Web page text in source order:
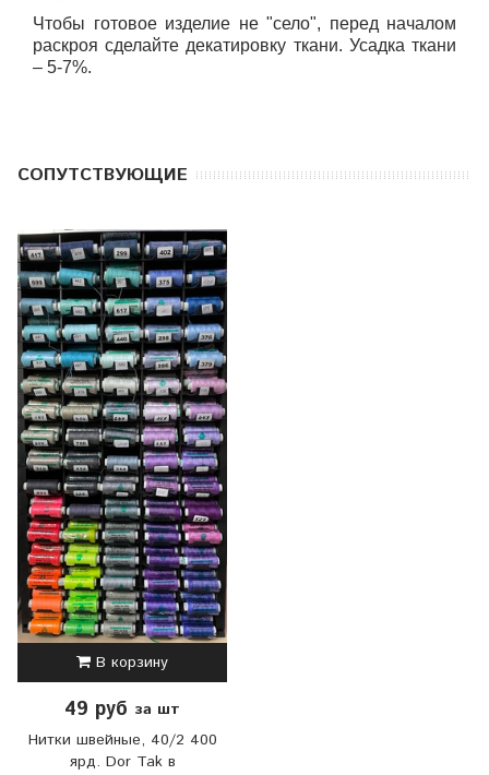
Чтобы готовое изделие не "село", перед началом
раскроя сделайте декатировку ткани. Усадка ткани
– 5-7%.
CОПУТСТВУЮЩИЕ
В корзину
49 руб за шт
Нитки швейные, 40/2 400
ярд. Dor Tak в